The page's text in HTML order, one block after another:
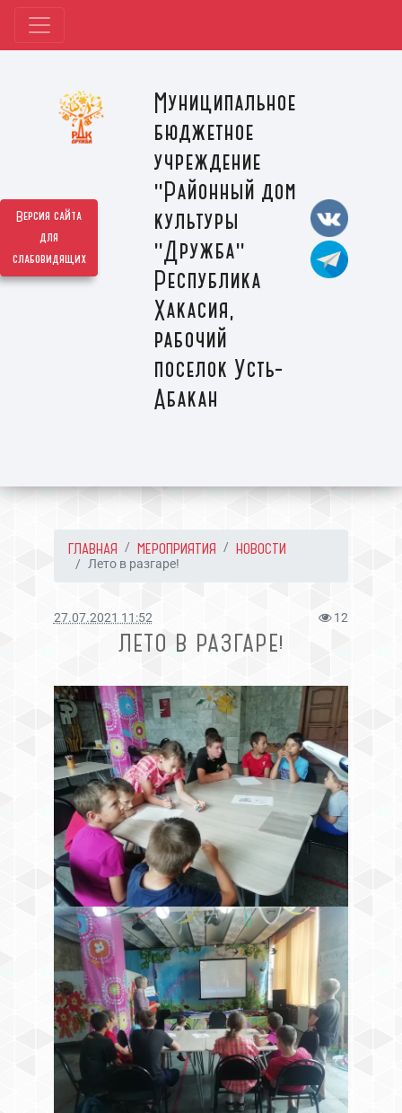
Версия сайта
для
слабовидящих
Муниципальное
бюджетное
учреждение
"Районный дом
культуры
"Дружба"
Республика
Хакасия,
рабочий
поселок Усть-
Абакан
ГЛАВНАЯ МЕРОПРИЯТИЯ НОВОСТИ
Лето в разгаре!
27.07.2021 11:52 12
ЛЕТО В РАЗГАРЕ!